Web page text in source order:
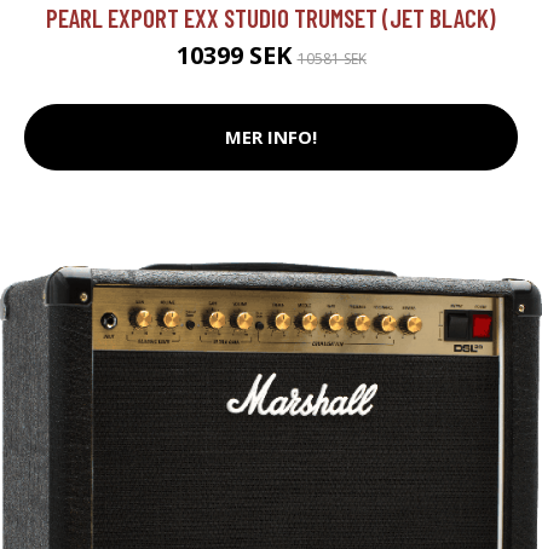
PEARL EXPORT EXX STUDIO TRUMSET (JET BLACK)
10399 SEK10581 SEK
MER INFO!